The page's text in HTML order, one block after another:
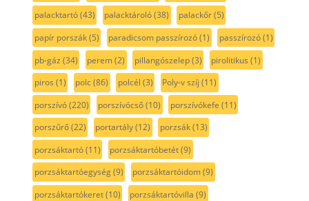
palacktartó(43) palacktároló(38) palackőr(5)
papír porszák(5) paradicsom passzírozó(1) passzírozó(1)
pb-gáz (34) perem(2) pillangószelep(3) pirolitikus (1)
piros (1) polc(86) polcél (3) Poly-v szíj (11)
porszívó(220) porszívócső(10) porszívókefe (11)
porszűrő(22) portartály(12) porzsák(13)
porzsáktartó(11) porzsáktartóbetét(9)
porzsáktartóegység(9) porzsáktartóidom(9)
porzsáktartókeret(10) porzsáktartóvilla (9)